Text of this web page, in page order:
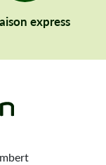
express